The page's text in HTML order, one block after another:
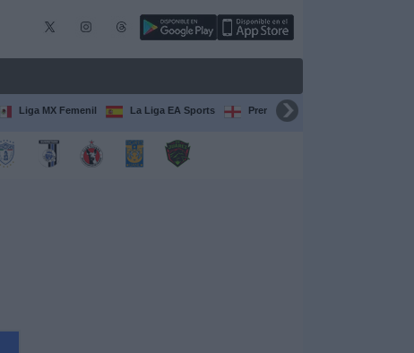
Liga MX Femenil La Liga EA Sports Premier League